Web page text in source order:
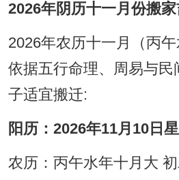
2026年阴历十一月份搬
2026年农历十一月（丙午
依据五行命理、周易与民
子适宜搬迁:
阳历：2026年11月10日
农历：丙午水年十月大 初